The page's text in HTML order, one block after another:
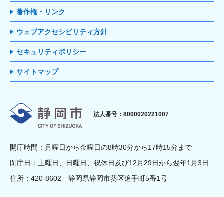
著作権・リンク
ウェブアクセシビリティ方針
セキュリティポリシー
サイトマップ
静岡市
法人番号：8000020221007
開庁時間：月曜日から金曜日の8時30分から17時15分まで
閉庁日：土曜日、日曜日、祝休日及び12月29日から翌年1月3日
住所：420-8602 静岡県静岡市葵区追手町5番1号